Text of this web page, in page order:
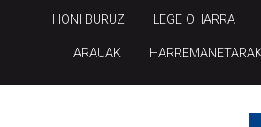
HONI BURUZ LEGE OHARRA
ARAUAK